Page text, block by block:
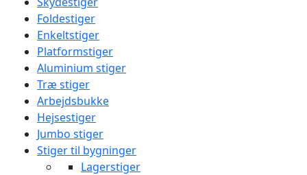
Foldestiger
Enkeltstiger
Platformstiger
Aluminium stiger
Træ stiger
Arbejdsbukke
Hejsestiger
Jumbo stiger
Stiger til bygninger
Lagerstiger